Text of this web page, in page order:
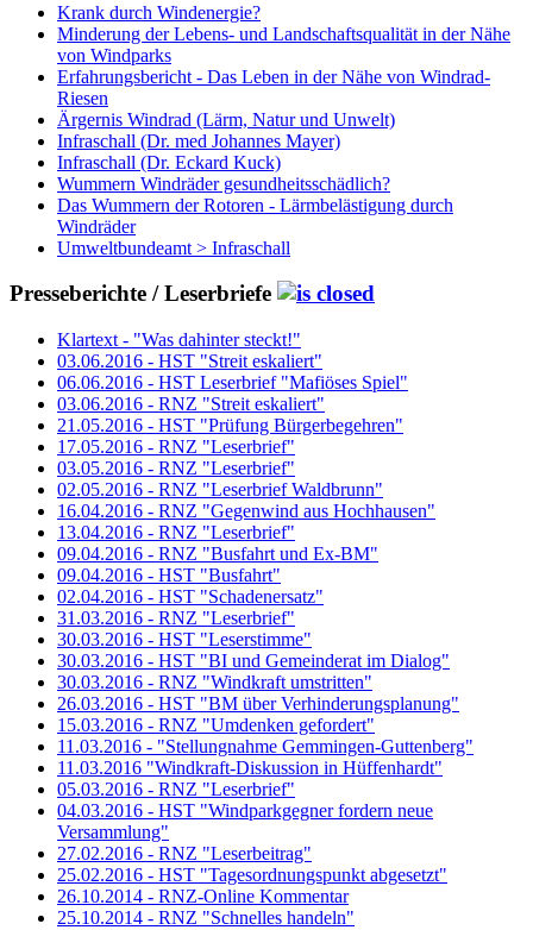
Krank durch Windenergie?
Minderung der Lebens- und Landschaftsqualität in der Nähe
von Windparks
Erfahrungsbericht - Das Leben in der Nähe von Windrad-
Riesen
Ärgernis Windrad (Lärm, Natur und Unwelt)
Infraschall (Dr. med Johannes Mayer)
Infraschall (Dr. Eckard Kuck)
Wummern Windräder gesundheitsschädlich?
Das Wummern der Rotoren - Lärmbelästigung durch
Windräder
Umweltbundeamt > Infraschall
Presseberichte / Leserbriefe
Klartext - "Was dahinter steckt!"
03.06.2016 - HST "Streit eskaliert"
06.06.2016 - HST Leserbrief "Mafiöses Spiel"
03.06.2016 - RNZ "Streit eskaliert"
21.05.2016 - HST "Prüfung Bürgerbegehren"
17.05.2016 - RNZ "Leserbrief"
03.05.2016 - RNZ "Leserbrief"
02.05.2016 - RNZ "Leserbrief Waldbrunn"
16.04.2016 - RNZ "Gegenwind aus Hochhausen"
13.04.2016 - RNZ "Leserbrief"
09.04.2016 - RNZ "Busfahrt und Ex-BM"
09.04.2016 - HST "Busfahrt"
02.04.2016 - HST "Schadenersatz"
31.03.2016 - RNZ "Leserbrief"
30.03.2016 - HST "Leserstimme"
30.03.2016 - HST "BI und Gemeinderat im Dialog"
30.03.2016 - RNZ "Windkraft umstritten"
26.03.2016 - HST "BM über Verhinderungsplanung"
15.03.2016 - RNZ "Umdenken gefordert"
11.03.2016 - "Stellungnahme Gemmingen-Guttenberg"
11.03.2016 "Windkraft-Diskussion in Hüffenhardt"
05.03.2016 - RNZ "Leserbrief"
04.03.2016 - HST "Windparkgegner fordern neue
Versammlung"
27.02.2016 - RNZ "Leserbeitrag"
25.02.2016 - HST "Tagesordnungspunkt abgesetzt"
26.10.2014 - RNZ-Online Kommentar
25.10.2014 - RNZ "Schnelles handeln"